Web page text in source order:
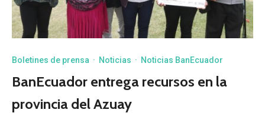
Boletines de prensa · Noticias · Noticias BanEcuador
BanEcuador entrega recursos en la
provincia del Azuay